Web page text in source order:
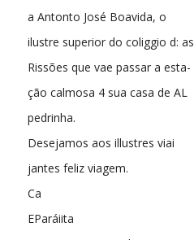
a Antonto José Boavida, o
ilustre superior do coliggio d: as
Rissões que vae passar a esta-
ção calmosa 4 sua casa de AL
pedrinha.
Desejamos aos illustres viai
jantes feliz viagem.
Ca
EParáiita